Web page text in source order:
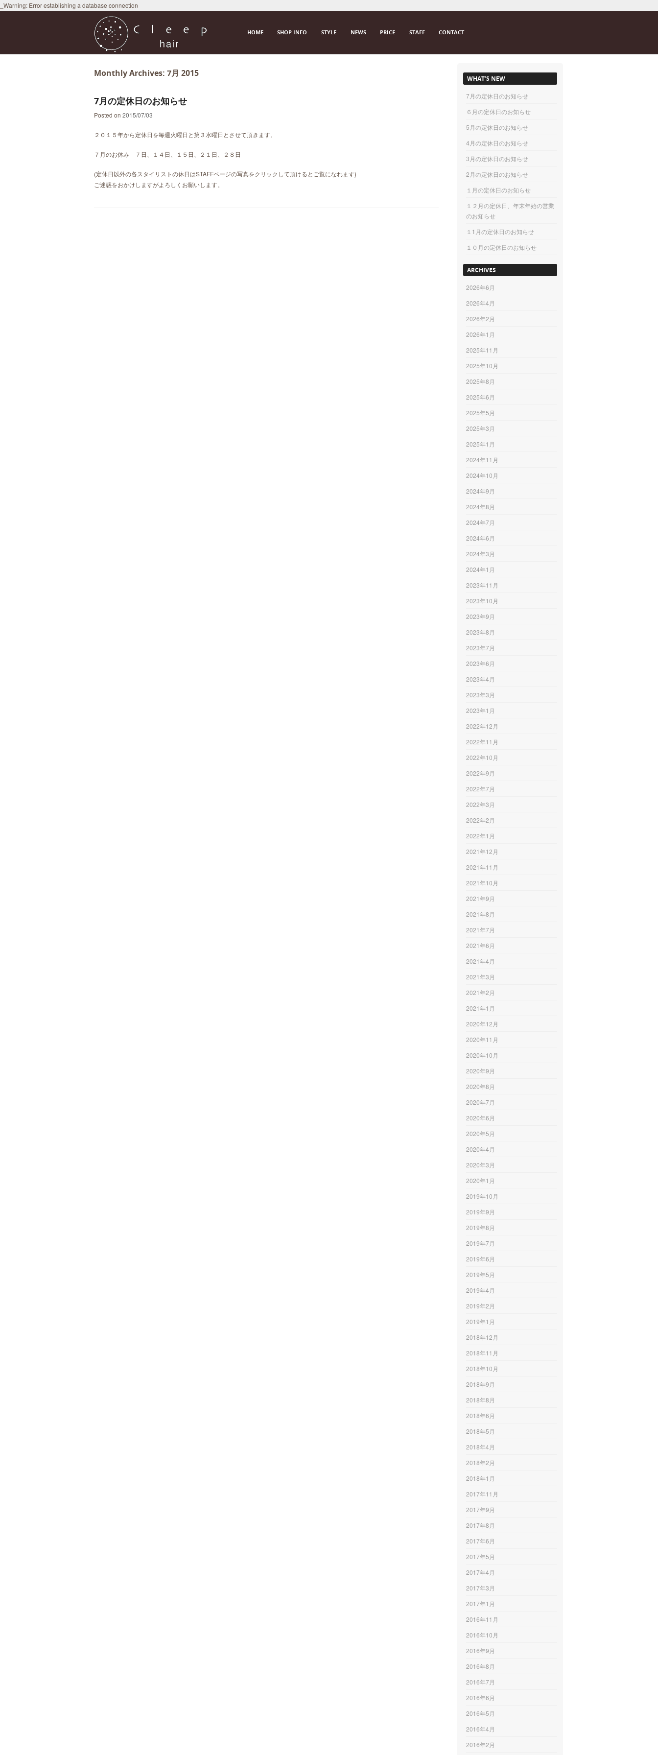
_Warning: Error establishing a database connection
SKIP TO CONTENT
HOME SHOP INFO STYLE NEWS PRICE STAFF CONTACT
Monthly Archives: 7月 2015
7月の定休日のお知らせ
Posted on 2015/07/03
２０１５年から定休日を毎週火曜日と第３水曜日とさせて頂きます。
７月のお休み ７日、１４日、１５日、２１日、２８日
(定休日以外の各スタイリストの休日はSTAFFページの写真をクリックして頂けるとご覧になれます)
ご迷惑をおかけしますがよろしくお願いします。
WHAT’S NEW
7月の定休日のお知らせ
６月の定休日のお知らせ
5月の定休日のお知らせ
4月の定休日のお知らせ
3月の定休日のお知らせ
2月の定休日のお知らせ
１月の定休日のお知らせ
１２月の定休日、年末年始の営業
のお知らせ
１1月の定休日のお知らせ
１０月の定休日のお知らせ
ARCHIVES
2026年6月
2026年4月
2026年2月
2026年1月
2025年11月
2025年10月
2025年8月
2025年6月
2025年5月
2025年3月
2025年1月
2024年11月
2024年10月
2024年9月
2024年8月
2024年7月
2024年6月
2024年3月
2024年1月
2023年11月
2023年10月
2023年9月
2023年8月
2023年7月
2023年6月
2023年4月
2023年3月
2023年1月
2022年12月
2022年11月
2022年10月
2022年9月
2022年7月
2022年3月
2022年2月
2022年1月
2021年12月
2021年11月
2021年10月
2021年9月
2021年8月
2021年7月
2021年6月
2021年4月
2021年3月
2021年2月
2021年1月
2020年12月
2020年11月
2020年10月
2020年9月
2020年8月
2020年7月
2020年6月
2020年5月
2020年4月
2020年3月
2020年1月
2019年10月
2019年9月
2019年8月
2019年7月
2019年6月
2019年5月
2019年4月
2019年2月
2019年1月
2018年12月
2018年11月
2018年10月
2018年9月
2018年8月
2018年6月
2018年5月
2018年4月
2018年2月
2018年1月
2017年11月
2017年9月
2017年8月
2017年6月
2017年5月
2017年4月
2017年3月
2017年1月
2016年11月
2016年10月
2016年9月
2016年8月
2016年7月
2016年6月
2016年5月
2016年4月
2016年2月